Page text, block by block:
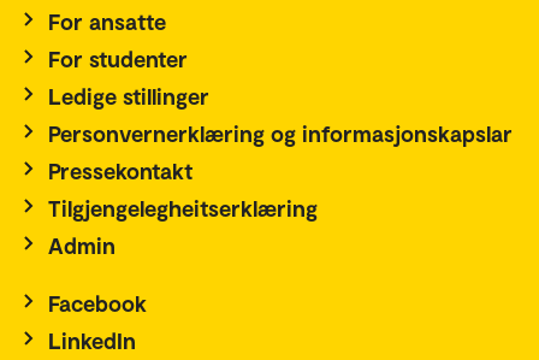
For ansatte
For studenter
Ledige stillinger
Personvernerklæring og informasjonskapslar
Pressekontakt
Tilgjengelegheitserklæring
Admin
Facebook
LinkedIn